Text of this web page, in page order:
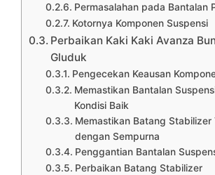
Permasalahan pada Bantalan
Kotornya Komponen Suspensi
Perbaikan Kaki Kaki Avanza
Gluduk
Pengecekan Keausan
Memastikan Bantalan
Kondisi Baik
Memastikan Batang Stabilizer
dengan Sempurna
Penggantian Bantalan
Perbaikan Batang Stabilizer